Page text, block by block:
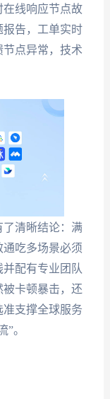
线响应节点故
报告，工单实时
点异常，技术
清晰结论：满
吃多场景必须
配有专业团队
卡顿暴击，还
支撑全球服务
。